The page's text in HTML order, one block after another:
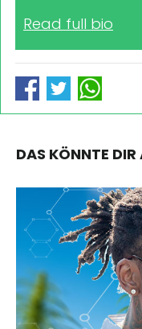
Read full bio
DAS KÖNNTE